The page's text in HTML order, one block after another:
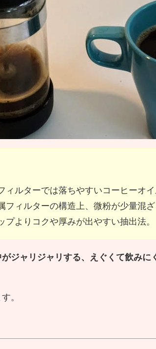
ィルターでは落ちやすいコーヒーオイ
フィルターの構造上、微粉が少量混ざ
プよりコクや厚みが出やすい抽出法。
ジャリジャリする、えぐくて飲みに
。